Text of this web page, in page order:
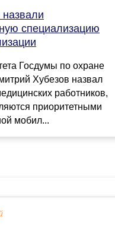
специализацию
Госдумы по охране
Хубезов назвал
работников,
приоритетными
мобил...